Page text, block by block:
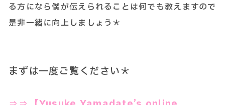
る方になら僕が伝えられることは何でも教えますので
是非一緒に向上しましょう＊
まずは一度ご覧ください＊